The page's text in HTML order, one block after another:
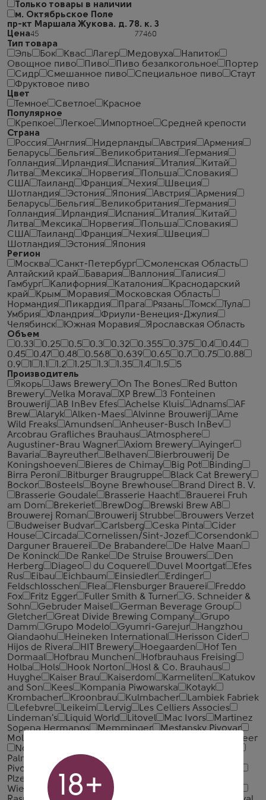
Только товары в наличии
м. Октябрьское Поле
пр-кт Маршала Жукова. д. 78. к. 3
Цена
Тип товара
Эль
Бок Квас Лагер Медовуха
Напиток
Овощное пиво
Пиво Пиво безалкогольное
Портер
Сидр
Смешанное пиво Специальное пиво
Стаут
Фруктовое пиво
Цвет
Темное
Светлое
Красное
Популярное
Крепкое
Легкое Импортное
Средней крепости
Страна
Россия
Англия Нидерланды Австрия
Армения
Беларусь
Бельгия Великобритания
Германия
Голландия
Ирландия Испания Италия
Китай
Литва
Мексика Норвегия Польша
Словакия
США
Таиланд Франция Чехия
Швеция
Шотландия
Эстония Япония Австрия
Армения
Беларусь
Бельгия Великобритания
Германия
Голландия
Ирландия Испания Италия
Китай
Литва
Мексика Норвегия Польша
Словакия
США
Таиланд Франция Чехия
Швеция
Шотландия
Эстония
Япония
Регион
Москва
Санкт-Петербург
Смоленская Область
Алтайский край
Бавария Валлония
Галисия
Гамбург
Калифорния Каталония
Краснодарский
край
Крым Моравия
Московская Область
Нормандия
Пикардия Прага Рязань Томск
Тула
Умбрия
Фландрия
Фриули-Венеция-Джулия
Челябинск
Южная Моравия
Ярославская Область
Объем
0.33
0.25 0.5 0.3 0.32 0.355 0.375 0.4
0.44
0.45
0.47 0.48 0.568 0.639 0.65 0.7 0.75
0.88
0.9
1.1 1.2 1.25 1.3 1.35 1.4 1.5
5
Производитель
Якорь
Jaws Brewery On The Bones
Red Button
Brewery
Velka Morava XP Brew
3 Fonteinen
Brouwerij
AB InBev Efes Achelse Kluis Adnams
AF
Brew
Alaryk Alken-Maes Alvinne Brouwerij
Ame
Wild Freaks
Amundsen
Anheuser-Busch InBev
Arcobrau Grafliches Brauhaus
Atmosphere
Augustiner-Brau Wagner
Axiom Brewery
Ayinger
Bavaria
Bayreuther Belhaven
Bierbrouwerij De
Koningshoeven
Bieres de Chimay Big Pot
Binding
Birra Peroni
Bitburger Braugruppe
Black Cat Brewery
Bockor
Bosteels Boyne Brewhouse
Brand Direct B. V.
Brasserie Goudale
Brasserie Haacht
Brauerei Fruh
am Dom
Brekeriet BrewDog
Brewski Brew AB
Brouwerej Roman
Brouwerij Strubbe
Brouwers Verzet
Budweiser Budvar
Carlsberg Ceska Pinta
Cider
House
Circada Cornelissen/Sint-Jozef
Corsendonk
Darguner Brauerei
De Brabandere
De Halve Maan
De Koninck
De Ranke De Struise Brouwers
Den
Herberg
Diageo du Coquerel Duvel Moortgat
Efes
Rus
Eibau Eichbaum Einsiedler
Erdinger
Feldschlosschen
Flea Flensburger Brauerei
Freddo
Fox
Fritz Egger Fuller Smith & Turner
G. Schneider &
Sohn
Gebruder Maisel
German Beverage Group
Gletcher
Great Divide Brewing Company
Grupo
Damm
Grupo Modelo Gyumri-Garejur
Hangzhou
Qiandaohu
Heineken International
Herisson Cider
Hijos de Rivera
HIT Brewery Hoegaarden
Hof Ten
Dormaal
Hofbrau Munchen
Hofbrauhaus Freising
Holba
Hols Hook Norton
Hosl & Co. Brauhaus
Huyghe
Kaiser Brau Kaiserdom Karmeliten
Katukov
and Son
Kees Kompania Piwowarska
Kotayk
Krombacher
Kroonbrau Kulmbacher
Lambiek Fabriek
Lefebvre
Leikeim Lervig
Les Celliers Associes
Lindeman's
Liquid World Litovel Mac Ivors
Martinez
Sopena Hermanos
Memminger
Mestansky Pivovar
Molson Coors
NoAd.Beer
Nogne O
Palm
Paradox Paulaner
Pivovar Nymburk
Pivovary Lobkowicz Group
Plzensky Prazdroj
Pohjala
Wieninger
Puhaste Radeberger Gruppe
18+